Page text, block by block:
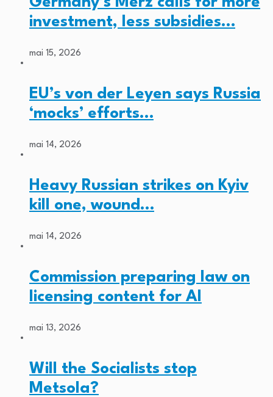
investment, less subsidies…
mai 15, 2026
EU’s von der Leyen says Russia
‘mocks’ efforts…
mai 14, 2026
Heavy Russian strikes on Kyiv
kill one, wound…
mai 14, 2026
Commission preparing law on
licensing content for AI
mai 13, 2026
Will the Socialists stop
Metsola?